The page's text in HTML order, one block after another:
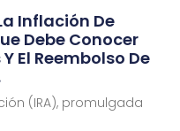
Inflación De
Debe Conocer
El Reembolso De
(IRA), promulgada